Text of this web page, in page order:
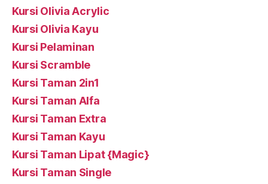
Kursi Olivia Acrylic
Kursi Olivia Kayu
Kursi Pelaminan
Kursi Scramble
Kursi Taman 2in1
Kursi Taman Alfa
Kursi Taman Extra
Kursi Taman Kayu
Kursi Taman Lipat {Magic}
Kursi Taman Single